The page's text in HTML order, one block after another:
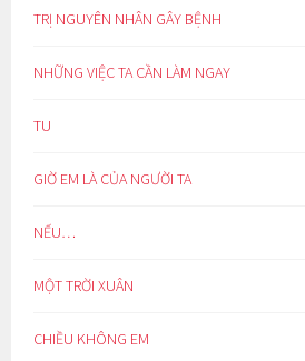
TRỊ NGUYÊN NHÂN GÂY BỆNH
NHỮNG VIỆC TA CẦN LÀM NGAY
TU
GIỜ EM LÀ CỦA NGƯỜI TA
NẾU…
MỘT TRỜI XUÂN
CHIỀU KHÔNG EM